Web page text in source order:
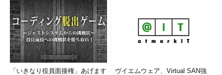
「いきなり役員面接権」あげます
ヴイエムウェア、Virtual SAN強